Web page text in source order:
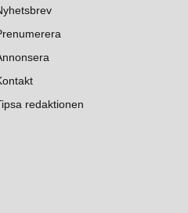
redaktionen